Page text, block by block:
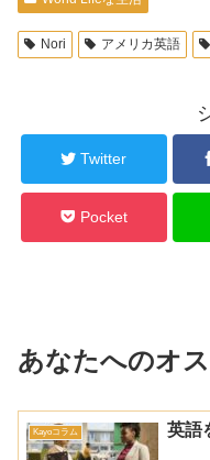
Nori アメリカ英語
Twitter
Pocket
あなたへのオ
Kayoコラム 英語